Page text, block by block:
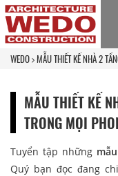
WEDO MẪU THIẾT KẾ NHÀ 2
MẪU THIẾT KẾ
TRONG MỌI
Tuyển tập những
Quý bạn đọc đang